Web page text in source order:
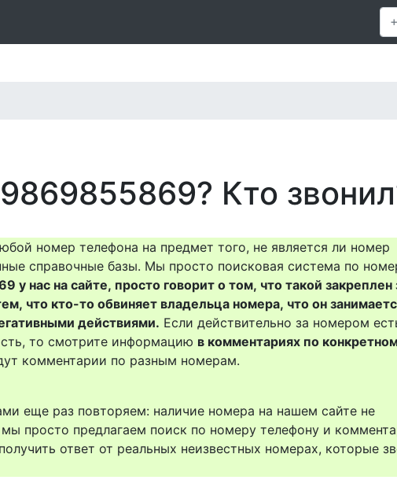
Кто
номер телефона на предмет того, не является ли номер
справочные базы. Мы просто поисковая система по
нас на сайте, просто говорит о том, что такой закреплен
что кто-то обвиняет владельца номера, что он
действиями. Если действительно за номером
то смотрите информацию в комментариях по
комментарии по разным номерам.
еще раз повторяем: наличие номера на нашем сайте не
просто предлагаем поиск по номеру телефону и
ответ от реальных неизвестных номерах, которые